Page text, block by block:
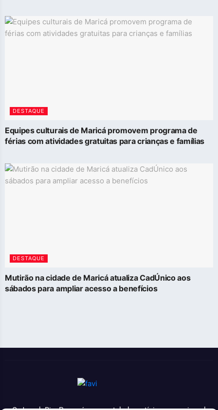
DESTAQUE
Equipes culturais de Maricá promovem programa de
férias com atividades gratuitas para crianças e famílias
DESTAQUE
Mutirão na cidade de Maricá atualiza CadÚnico aos
sábados para ampliar acesso a benefícios